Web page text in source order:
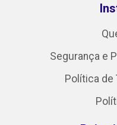
Segurança e
Política de